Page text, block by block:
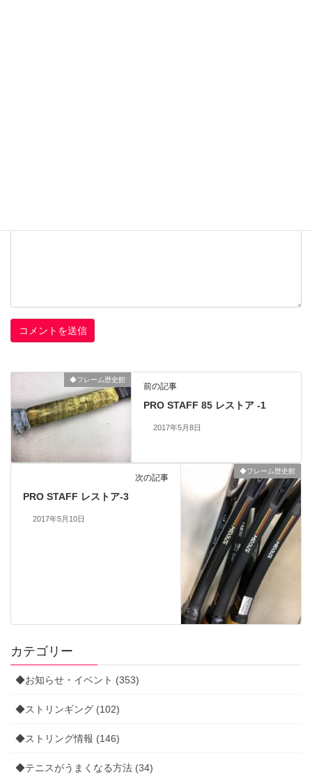
◆フレーム歴史館
前の記事
PRO STAFF 85 レストア -1
2017年5月8日
◆フレーム歴史館
次の記事
PRO STAFF レストア-3
2017年5月10日
カテゴリー
◆お知らせ・イベント (353)
◆ストリンギング (102)
◆ストリング情報 (146)
◆テニスがうまくなる方法 (34)